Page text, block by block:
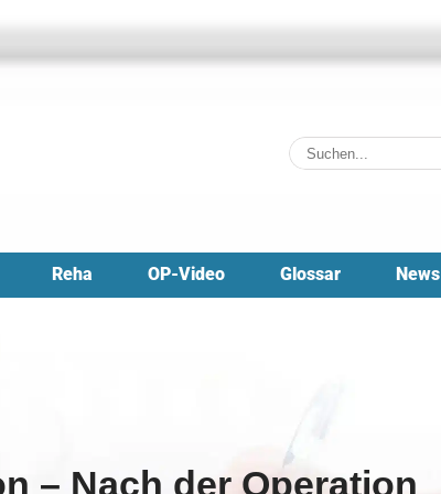
Suche
nach:
Reha OP-Video Glossar News
– Nach der Operation